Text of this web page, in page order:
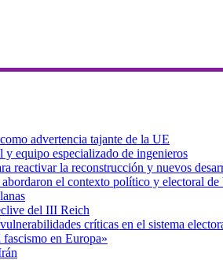
advertencia tajante de la UE
equipo especializado de ingenieros
reactivar la reconstrucción y nuevos
el contexto político y electoral de
del III Reich
críticas en el sistema
en Europa»